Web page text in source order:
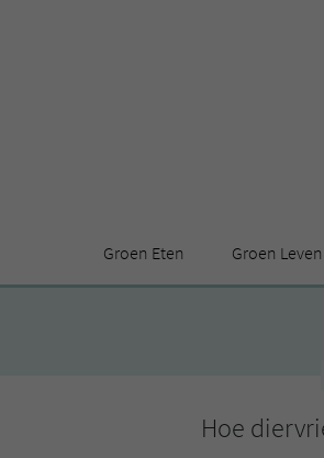
Groen Eten Groen Leven
Hoe